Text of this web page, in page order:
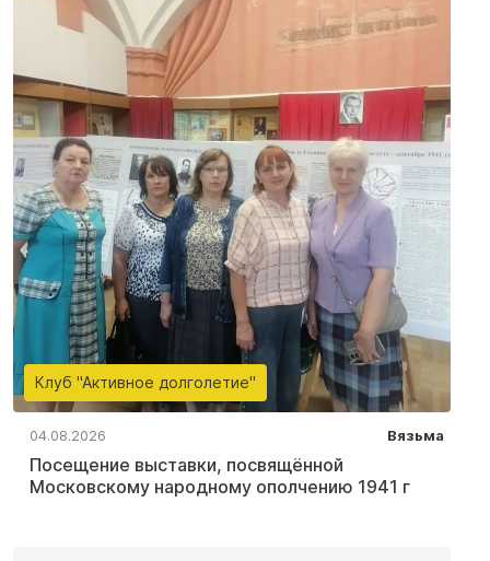
Клуб "Активное долголетие"
04.08.2026 Вязьма
Посещение выставки, посвящённой
Московскому народному ополчению 1941 г